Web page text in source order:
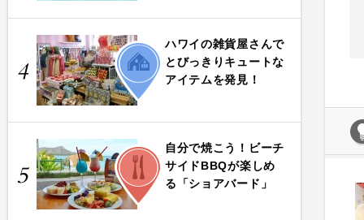
4
LIFE
ハワイの雑貨屋さんで
とびっきりキュートな
アイテムを発見！
5
FOOD
自分で焼こう！ビーチ
サイドBBQが楽しめ
る「ショアバード」